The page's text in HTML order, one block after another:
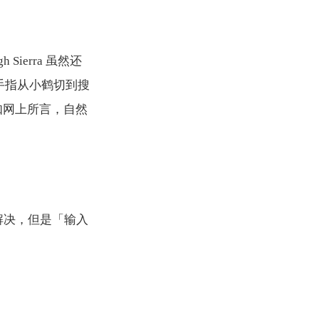
Sierra 虽然还
指从小鹤切到搜
上所言，自然
，但是「输入